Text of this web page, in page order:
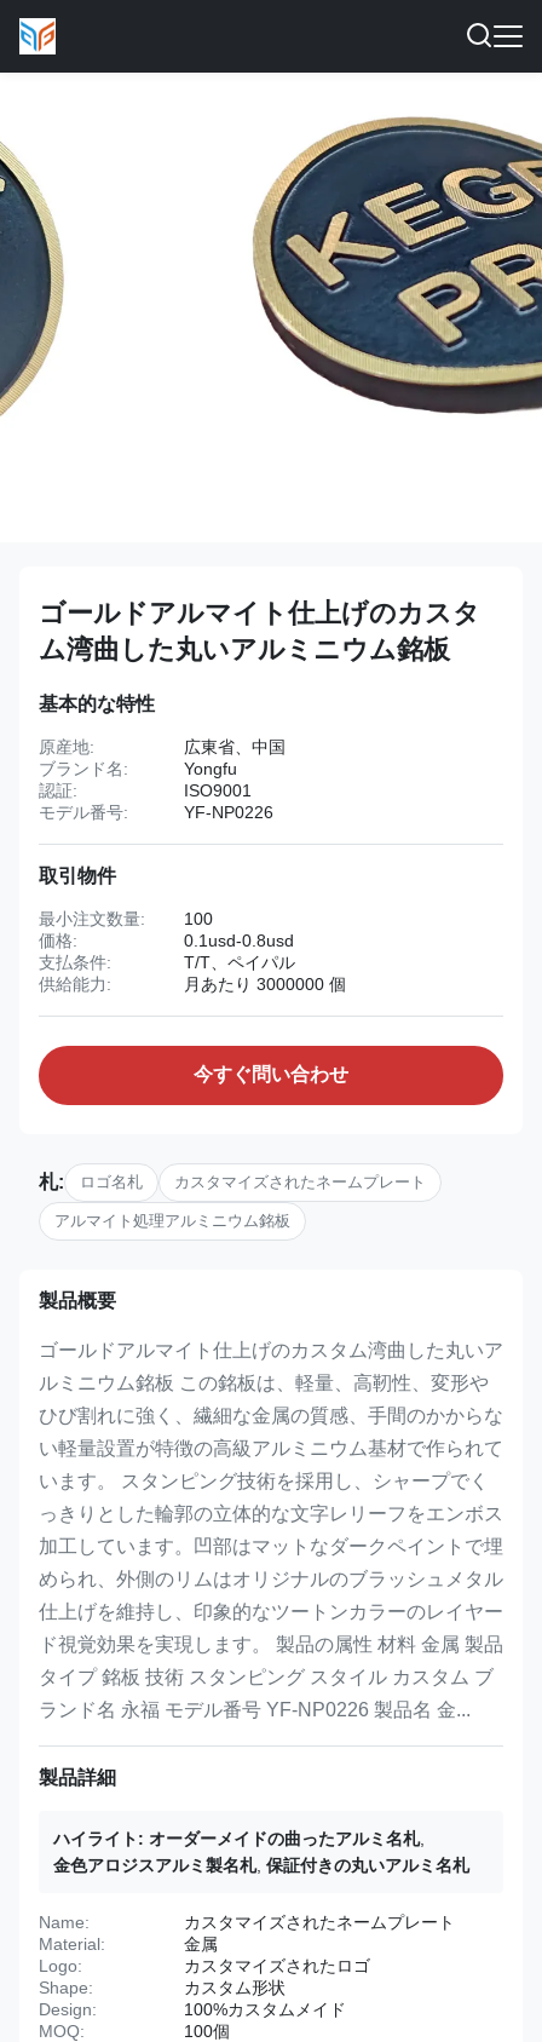
ゴールドアルマイト仕上げのカスタ
ム湾曲した丸いアルミニウム銘板
基本的な特性
原産地:
広東省、中国
ブランド名:
Yongfu
認証:
ISO9001
モデル番号:
YF-NP0226
取引物件
最小注文数量:
100
価格:
0.1usd-0.8usd
支払条件:
T/T、ペイパル
供給能力:
月あたり 3000000 個
今すぐ問い合わせ
札: ロゴ名札 カスタマイズされたネームプレート
アルマイト処理アルミニウム銘板
製品概要
ゴールドアルマイト仕上げのカスタム湾曲した丸いア
ルミニウム銘板 この銘板は、軽量、高靭性、変形や
ひび割れに強く、繊細な金属の質感、手間のかからな
い軽量設置が特徴の高級アルミニウム基材で作られて
います。 スタンピング技術を採用し、シャープでく
っきりとした輪郭の立体的な文字レリーフをエンボス
加工しています。凹部はマットなダークペイントで埋
められ、外側のリムはオリジナルのブラッシュメタル
仕上げを維持し、印象的なツートンカラーのレイヤー
ド視覚効果を実現します。 製品の属性 材料 金属 製品
タイプ 銘板 技術 スタンピング スタイル カスタム ブ
ランド名 永福 モデル番号 YF-NP0226 製品名 金...
製品詳細
ハイライト: オーダーメイドの曲ったアルミ名札,
金色アロジスアルミ製名札, 保証付きの丸いアルミ名札
Name:
カスタマイズされたネームプレート
Material:
金属
Logo:
カスタマイズされたロゴ
Shape:
カスタム形状
Design:
100%カスタムメイド
MOQ:
100個